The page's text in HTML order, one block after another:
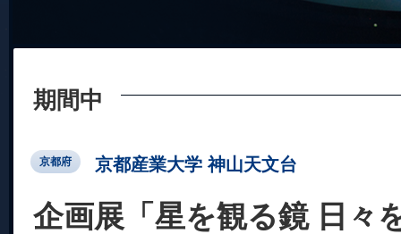
期間中
京都府 京都産業大学 神山天文台
企画展「星を観る鏡 日々